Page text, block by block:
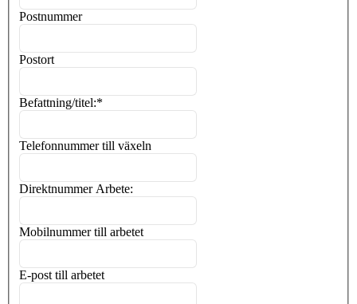
Postnummer
Postort
Befattning/titel:*
Telefonnummer till växeln
Direktnummer Arbete:
Mobilnummer till arbetet
E-post till arbetet